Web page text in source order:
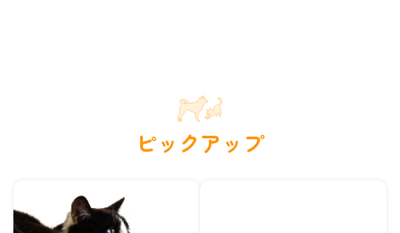
ピックアップ